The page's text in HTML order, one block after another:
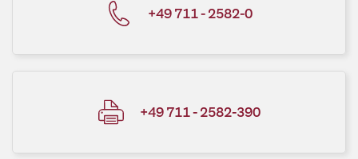
+49 711 - 2582-0
+49 711 - 2582-390